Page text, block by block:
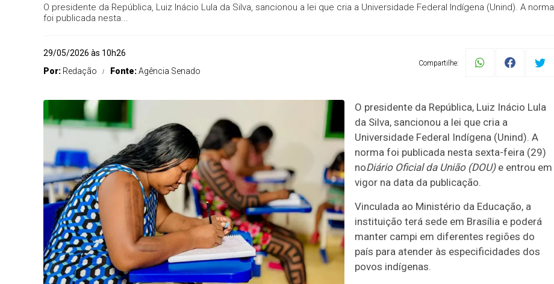
O presidente da República, Luiz Inácio Lula da Silva, sancionou a lei que cria a Universidade Federal Indígena (Unind). A norma
foi publicada nesta...
29/05/2026 às 10h26
Por: Redação Fonte:Agência Senado
Compartilhe:
O presidente da República, Luiz Inácio Lula
da Silva, sancionou a lei que cria a
Universidade Federal Indígena (Unind). A
norma foi publicada nesta sexta-feira (29)
noDiário Oficial da União (DOU)e entrou em
vigor na data da publicação.
Vinculada ao Ministério da Educação, a
instituição terá sede em Brasília e poderá
manter campi em diferentes regiões do
país para atender às especificidades dos
povos indígenas.